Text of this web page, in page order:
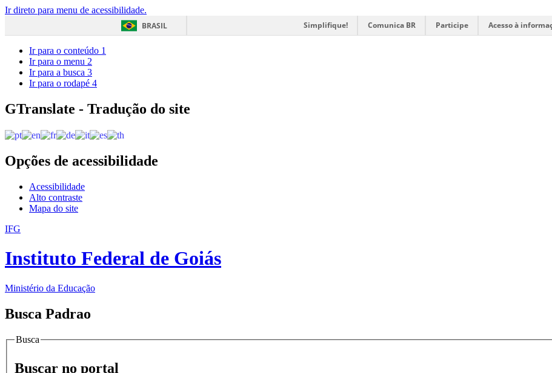
Ir direto para menu de acessibilidade.
BRASIL
Simplifique! Comunica BR Participe Acesso à
Ir para o conteúdo 1
Ir para o menu 2
Ir para a busca 3
Ir para o rodapé 4
GTranslate - Tradução do site
Opções de acessibilidade
Acessibilidade
Alto contraste
Mapa do site
IFG
Instituto Federal de Goiás
Ministério da Educação
Busca Padrao
Busca
Buscar no portal